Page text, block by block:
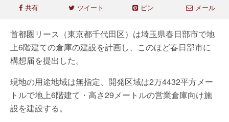
共有 ツイート ピン メール
首都圏リース（東京都千代田区）は埼玉県春日部市で地
上6階建ての倉庫の建設を計画し、このほど春日部市に
構想届を提出した。
現地の用途地域は無指定、開発区域は2万4432平方メー
トルで地上6階建て・高さ29メートルの営業倉庫向け施
設を建設する。